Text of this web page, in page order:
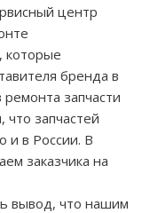
центр
которые
бренда в
запчасти
запчастей
и в России. В
заказчика на
вывод, что нашим